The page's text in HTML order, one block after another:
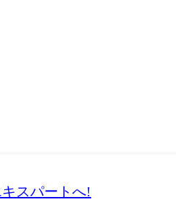
ーバー:51名 ・仮
ド・AWS系:50名⇒強化中! ・データ
スパートへ!